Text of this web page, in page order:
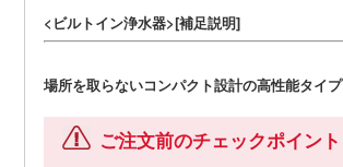
<ビルトイン浄水器>[補足説明]
場所を取らないコンパクト設計の高性能タイプ
ご注文前のチェックポイント